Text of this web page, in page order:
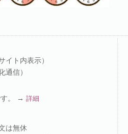
イト内表示）
通信）
す。 → 詳細
は無休